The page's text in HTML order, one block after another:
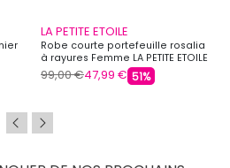
LA PETITE ETOILE
Robe courte portefeuille rosalia
à rayures Femme LA PETITE ETOILE
99,00 €47,99 € 51%